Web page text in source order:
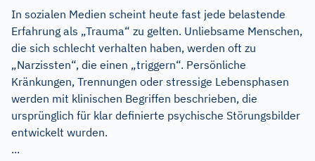
In sozialen Medien scheint heute fast jede belastende
Erfahrung als „Trauma“ zu gelten. Unliebsame Menschen,
die sich schlecht verhalten haben, werden oft zu
„Narzissten“, die einen „triggern“. Persönliche
Kränkungen, Trennungen oder stressige Lebensphasen
werden mit klinischen Begriffen beschrieben, die
ursprünglich für klar definierte psychische Störungsbilder
entwickelt wurden.
...